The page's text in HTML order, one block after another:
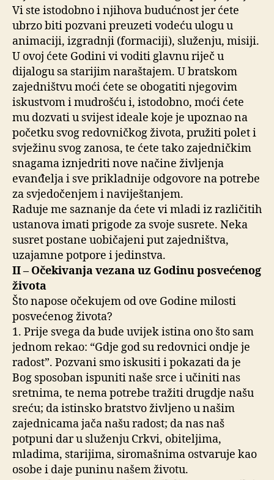
Vi ste istodobno i njihova budućnost jer ćete
ubrzo biti pozvani preuzeti vodeću ulogu u
animaciji, izgradnji (formaciji), služenju, misiji.
U ovoj ćete Godini vi voditi glavnu riječ u
dijalogu sa starijim naraštajem. U bratskom
zajedništvu moći ćete se obogatiti njegovim
iskustvom i mudrošću i, istodobno, moći ćete
mu dozvati u svijest ideale koje je upoznao na
početku svog redovničkog života, pružiti polet i
svježinu svog zanosa, te ćete tako zajedničkim
snagama iznjedriti nove načine življenja
evanđelja i sve prikladnije odgovore na potrebe
za svjedočenjem i naviještanjem.
Raduje me saznanje da ćete vi mladi iz različitih
ustanova imati prigode za svoje susrete. Neka
susret postane uobičajeni put zajedništva,
uzajamne potpore i jedinstva.
II – Očekivanja vezana uz Godinu posvećenog
života
Što napose očekujem od ove Godine milosti
posvećenog života?
1. Prije svega da bude uvijek istina ono što sam
jednom rekao: “Gdje god su redovnici ondje je
radost”. Pozvani smo iskusiti i pokazati da je
Bog sposoban ispuniti naše srce i učiniti nas
sretnima, te nema potrebe tražiti drugdje našu
sreću; da istinsko bratstvo življeno u našim
zajednicama jača našu radost; da nas naš
potpuni dar u služenju Crkvi, obiteljima,
mladima, starijima, siromašnima ostvaruje kao
osobe i daje puninu našem životu.